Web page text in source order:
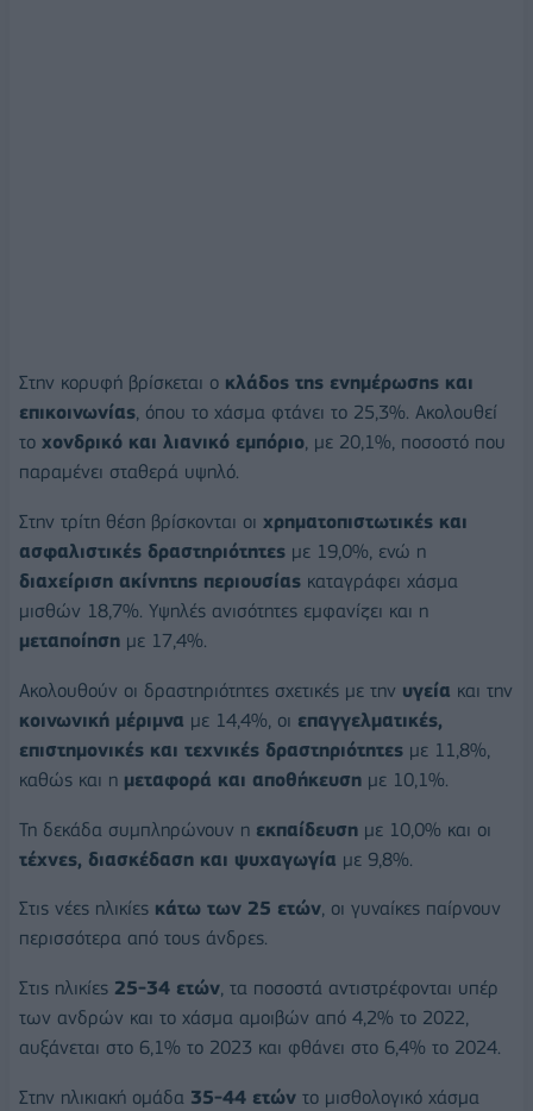
Στην κορυφή βρίσκεται ο κλάδος της ενημέρωσης και
επικοινωνίας, όπου το χάσμα φτάνει το 25,3%. Ακολουθεί
το χονδρικό και λιανικό εμπόριο, με 20,1%, ποσοστό που
παραμένει σταθερά υψηλό.
Στην τρίτη θέση βρίσκονται οι χρηματοπιστωτικές και
ασφαλιστικές δραστηριότητες με 19,0%, ενώ η
διαχείριση ακίνητης περιουσίας καταγράφει χάσμα
μισθών 18,7%. Υψηλές ανισότητες εμφανίζει και η
μεταποίηση με 17,4%.
Ακολουθούν οι δραστηριότητες σχετικές με την υγεία και την
κοινωνική μέριμνα με 14,4%, οι επαγγελματικές,
επιστημονικές και τεχνικές δραστηριότητες με 11,8%,
καθώς και η μεταφορά και αποθήκευση με 10,1%.
Τη δεκάδα συμπληρώνουν η εκπαίδευση με 10,0% και οι
τέχνες, διασκέδαση και ψυχαγωγία με 9,8%.
Στις νέες ηλικίες κάτω των 25 ετών, οι γυναίκες παίρνουν
περισσότερα από τους άνδρες.
Στις ηλικίες 25-34 ετών, τα ποσοστά αντιστρέφονται υπέρ
των ανδρών και το χάσμα αμοιβών από 4,2% το 2022,
αυξάνεται στο 6,1% το 2023 και φθάνει στο 6,4% το 2024.
Στην ηλικιακή ομάδα 35-44 ετών το μισθολογικό χάσμα